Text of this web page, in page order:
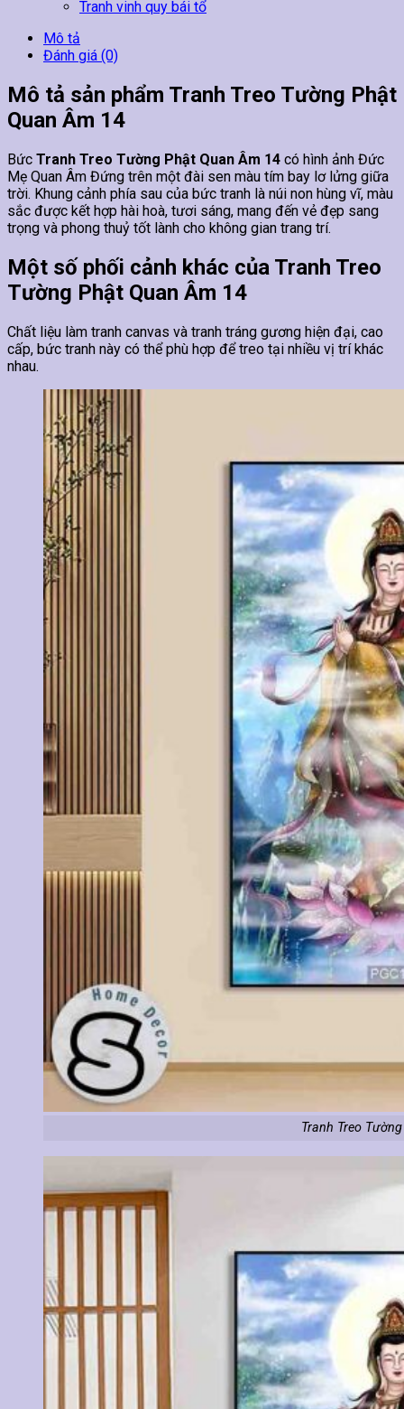
Tranh vinh quy bái tổ
Mô tả
Đánh giá (0)
Mô tả sản phẩm Tranh Treo Tường Phật
Quan Âm 14
Bức Tranh Treo Tường Phật Quan Âm 14 có hình ảnh Đức
Mẹ Quan Âm Đứng trên một đài sen màu tím bay lơ lửng giữa
trời. Khung cảnh phía sau của bức tranh là núi non hùng vĩ, màu
sắc được kết hợp hài hoà, tươi sáng, mang đến vẻ đẹp sang
trọng và phong thuỷ tốt lành cho không gian trang trí.
Một số phối cảnh khác của Tranh Treo
Tường Phật Quan Âm 14
Chất liệu làm tranh canvas và tranh tráng gương hiện đại, cao
cấp, bức tranh này có thể phù hợp để treo tại nhiều vị trí khác
nhau.
Tranh Treo